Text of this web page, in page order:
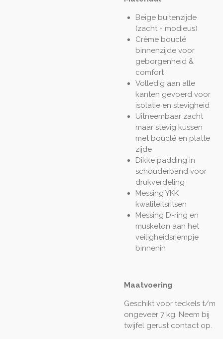
Beige buitenzijde
(zacht + modieus)
Crème bouclé
binnenzijde voor
geborgenheid &
comfort
Volledig aan alle
kanten gevoerd voor
isolatie en stevigheid
Uitneembaar zacht
maar stevig kussen
met bouclé en platte
zijde
Dikke padding in
schouderband voor
drukverdeling
Messing YKK
kwaliteitsritsen
Messing D-ring en
musketon aan het
veiligheidsriempje
binnenin
Maatvoering
Geschikt voor teckels t/m
ongeveer 7 kg. Neem bij
twijfel gerust contact op.